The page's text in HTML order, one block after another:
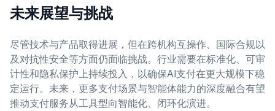
未来展望与挑战
尽管技术与产品取得进展，但在跨机构互操作、国际合规以
及对抗性安全等方面仍面临挑战。行业需要在标准化、可审
计性和隐私保护上持续投入，以确保AI支付在更大规模下稳
定运行。未来，更多支付场景与智能体能力的深度融合有望
推动支付服务从工具型向智能化、闭环化演进。